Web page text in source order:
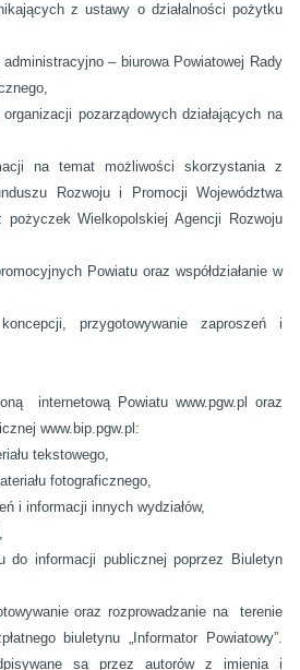
z ustawy o działalności pożytku
– biurowa Powiatowej Rady
pozarządowych działających na
na temat możliwości skorzystania z
Rozwoju i Promocji Województwa
Wielkopolskiej Agencji Rozwoju
Powiatu oraz współdziałanie w
przygotowywanie zaproszeń i
internetową Powiatu www.pgw.pl oraz
www.bip.pgw.pl:
tekstowego,
fotograficznego,
i informacji innych wydziałów,
informacji publicznej poprzez Biuletyn
oraz rozprowadzanie na terenie
biuletynu „Informator Powiatowy”.
są przez autorów z imienia i